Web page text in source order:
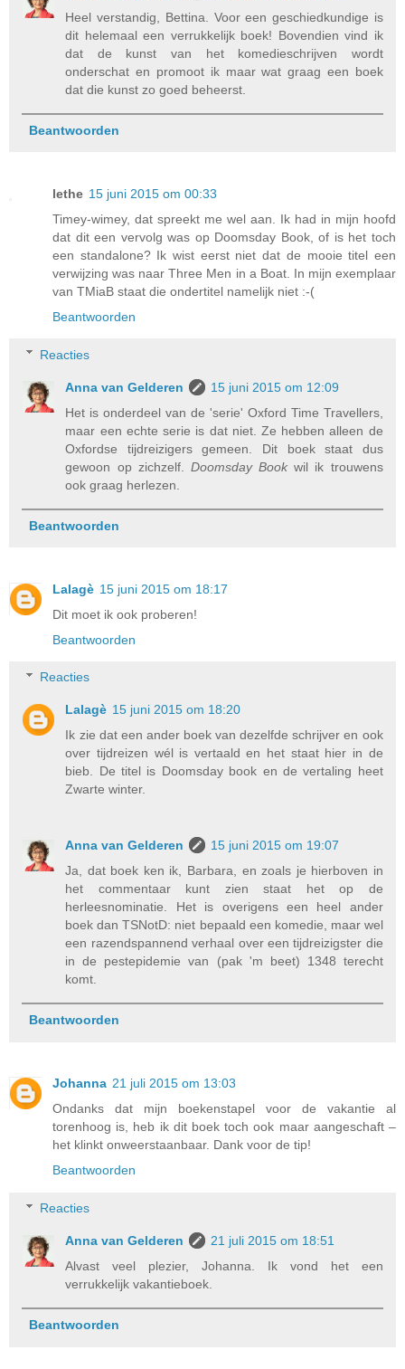
Heel verstandig, Bettina. Voor een geschiedkundige is
dit helemaal een verrukkelijk boek! Bovendien vind ik
dat de kunst van het komedieschrijven wordt
onderschat en promoot ik maar wat graag een boek
dat die kunst zo goed beheerst.
Beantwoorden
lethe 15 juni 2015 om 00:33
Timey-wimey, dat spreekt me wel aan. Ik had in mijn hoofd
dat dit een vervolg was op Doomsday Book, of is het toch
een standalone? Ik wist eerst niet dat de mooie titel een
verwijzing was naar Three Men in a Boat. In mijn exemplaar
van TMiaB staat die ondertitel namelijk niet :-(
Beantwoorden
Reacties
Anna van Gelderen
15 juni 2015 om 12:09
Het is onderdeel van de 'serie' Oxford Time Travellers,
maar een echte serie is dat niet. Ze hebben alleen de
Oxfordse tijdreizigers gemeen. Dit boek staat dus
gewoon op zichzelf. Doomsday Book wil ik trouwens
ook graag herlezen.
Beantwoorden
Lalagè 15 juni 2015 om 18:17
Dit moet ik ook proberen!
Beantwoorden
Reacties
Lalagè 15 juni 2015 om 18:20
Ik zie dat een ander boek van dezelfde schrijver en ook
over tijdreizen wél is vertaald en het staat hier in de
bieb. De titel is Doomsday book en de vertaling heet
Zwarte winter.
Anna van Gelderen
15 juni 2015 om 19:07
Ja, dat boek ken ik, Barbara, en zoals je hierboven in
het commentaar kunt zien staat het op de
herleesnominatie. Het is overigens een heel ander
boek dan TSNotD: niet bepaald een komedie, maar wel
een razendspannend verhaal over een tijdreizigster die
in de pestepidemie van (pak 'm beet) 1348 terecht
komt.
Beantwoorden
Johanna 21 juli 2015 om 13:03
Ondanks dat mijn boekenstapel voor de vakantie al
torenhoog is, heb ik dit boek toch ook maar aangeschaft –
het klinkt onweerstaanbaar. Dank voor de tip!
Beantwoorden
Reacties
Anna van Gelderen
21 juli 2015 om 18:51
Alvast veel plezier, Johanna. Ik vond het een
verrukkelijk vakantieboek.
Beantwoorden